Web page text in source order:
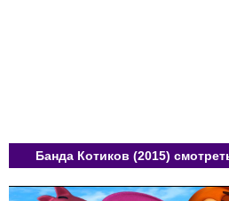
Банда Котиков (2015)